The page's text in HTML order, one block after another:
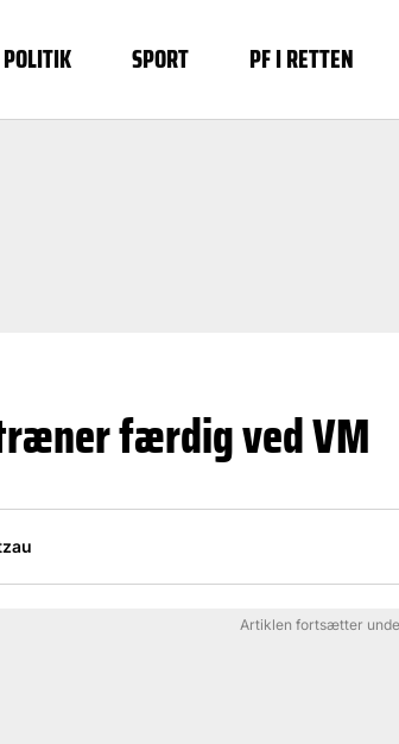
POLITIK SPORT PF I RETTEN
færdig ved VM
Artiklen fortsætter